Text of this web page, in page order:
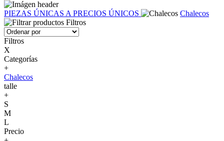
PIEZAS ÚNICAS A PRECIOS ÚNICOS
Chalecos
Filtros
Filtros
X
Categorías
+
Chalecos
talle
+
S
M
L
Precio